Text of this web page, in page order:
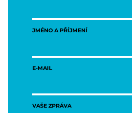
JMÉNO A PŘÍJMENÍ
E-MAIL
VAŠE ZPRÁVA